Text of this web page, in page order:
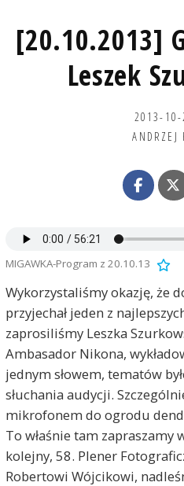
[20.10.2013]
Leszek
2013-10-
ANDRZEJ
MIGAWKA-Program z 20.10.13
Wykorzystaliśmy okazję, że
przyjechał jeden z
zaprosiliśmy Leszka
Ambasador Nikona,
jednym słowem, tematów
słuchania audycji.
mikrofonem do ogrodu
To właśnie tam zapraszamy
kolejny, 58. Plener
Robertowi Wójcikowi,